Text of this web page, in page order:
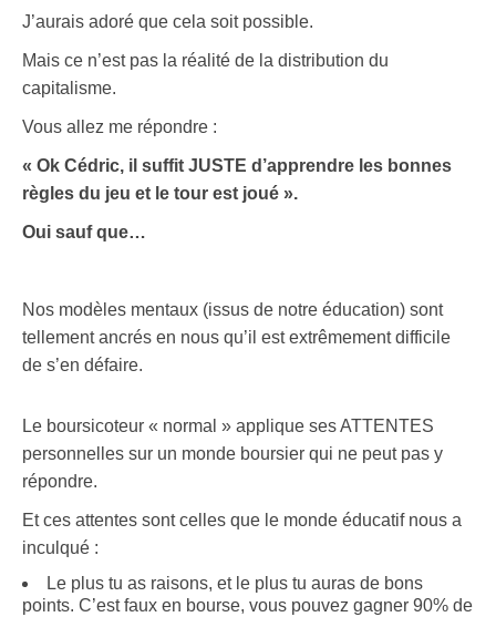
J’aurais adoré que cela soit possible.
Mais ce n’est pas la réalité de la distribution du
capitalisme.
Vous allez me répondre :
« Ok Cédric, il suffit JUSTE d’apprendre les bonnes
règles du jeu et le tour est joué ».
Oui sauf que…
Nos modèles mentaux (issus de notre éducation) sont
tellement ancrés en nous qu’il est extrêmement difficile
de s’en défaire.
Le boursicoteur « normal » applique ses ATTENTES
personnelles sur un monde boursier qui ne peut pas y
répondre.
Et ces attentes sont celles que le monde éducatif nous a
inculqué :
Le plus tu as raisons, et le plus tu auras de bons
points. C’est faux en bourse, vous pouvez gagner 90% de